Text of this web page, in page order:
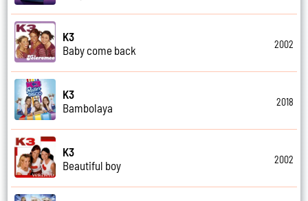
K3
Baby come back
2002
K3
Bambolaya
2018
K3
Beautiful boy
2002